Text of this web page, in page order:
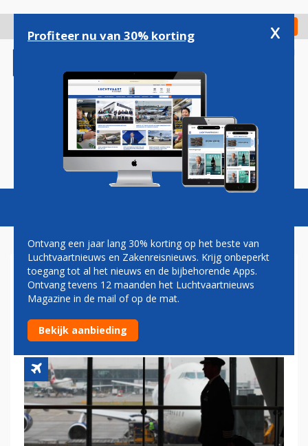
gaan
Check in
Magazine Podcasts Vacatures
BRITISH AIRWAYS MOET
MOGELIJK 12.000 BANEN
SCHRAPPEN
Profiteer nu van 30% korting x
Ontvang een jaar lang 30% korting op het beste van
Luchtvaartnieuws en Zakenreisnieuws. Krijg onbeperkt
toegang tot al het nieuws en de bijbehorende Apps.
Ontvang tevens 12 maanden het Luchtvaartnieuws
Magazine in de mail of op de mat.
Bekijk aanbieding